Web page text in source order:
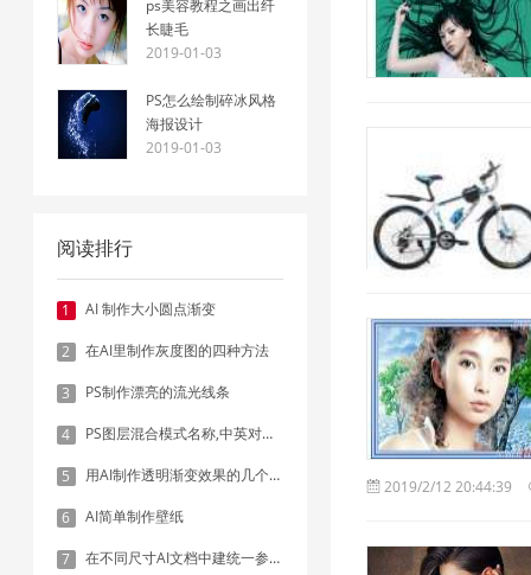
ps美容教程之画出纤
长睫毛
2019-01-03
PS怎么绘制碎冰风格
海报设计
2019-01-03
阅读排行
1 AI 制作大小圆点渐变
2 在AI里制作灰度图的四种方法
3 PS制作漂亮的流光线条
4 PS图层混合模式名称,中英对照表
5 用AI制作透明渐变效果的几个方法
6 AI简单制作壁纸
7 在不同尺寸AI文档中建统一参考线 - 方法1：对齐和分布
2019/2/12 20:44:39